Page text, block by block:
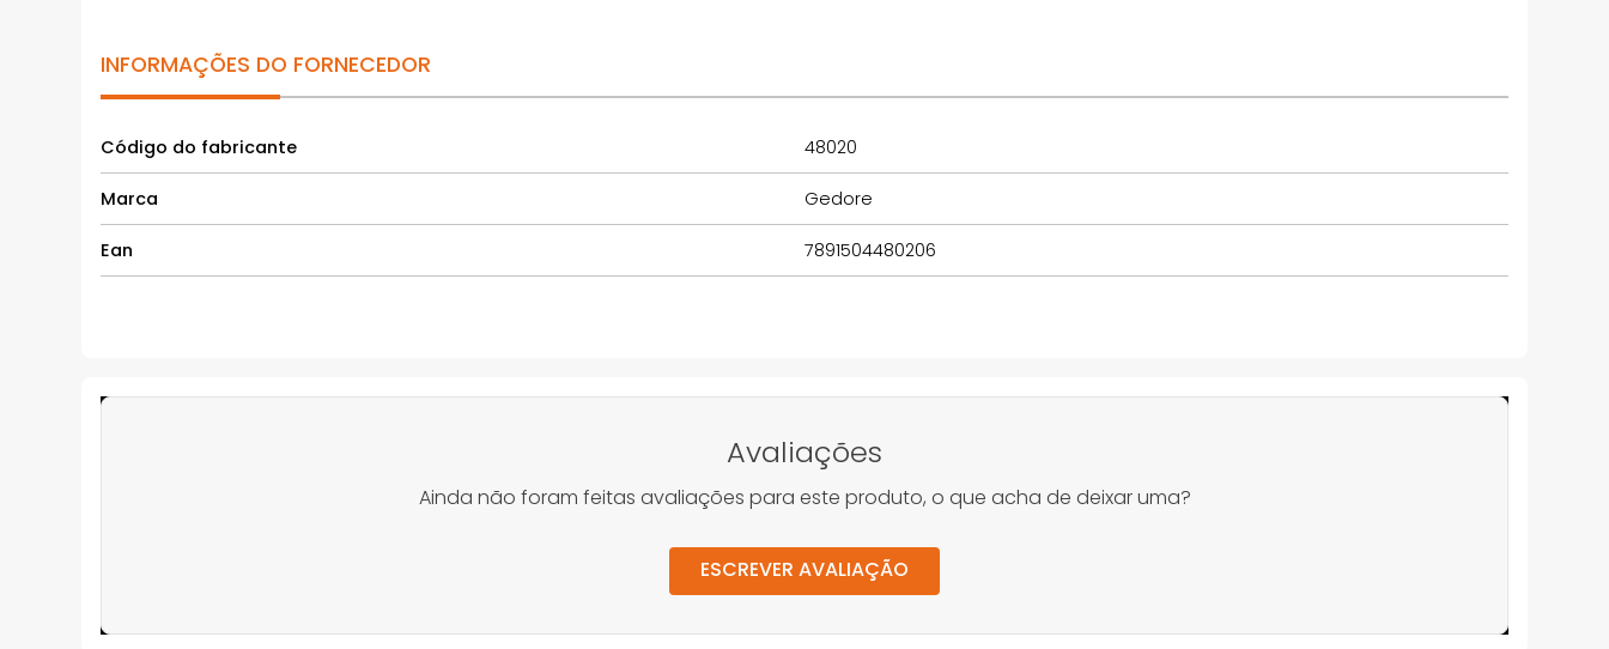
INFORMAÇÕES DO FORNECEDOR
Código do fabricante 48020
Marca Gedore
Ean 7891504480206
Avaliações
Ainda não foram feitas avaliações para este produto, o que acha de deixar uma?
ESCREVER AVALIAÇÃO